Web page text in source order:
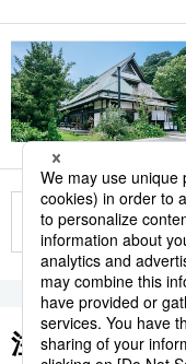
注目のキーワ